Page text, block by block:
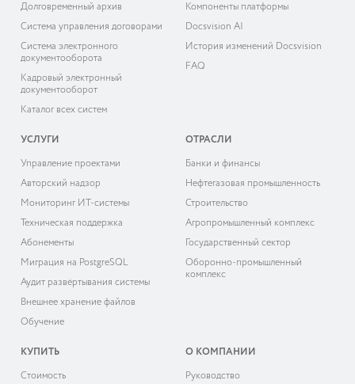
Долговременный архив
Система управления договорами
Система электронного
документооборота
Кадровый электронный
документооборот
Каталог всех систем
Компоненты платформы
Docsvision AI
История изменений Docsvision
FAQ
УСЛУГИ
Управление проектами
Авторский надзор
Мониторинг ИТ-системы
Техническая поддержка
Абонементы
Миграция на PostgreSQL
Аудит развёртывания системы
Внешнее хранение файлов
Обучение
ОТРАСЛИ
Банки и финансы
Нефтегазовая промышленность
Строительство
Агропромышленный комплекс
Государственный сектор
Оборонно-промышленный
комплекс
КУПИТЬ
Cтоимость
О КОМПАНИИ
Руководство